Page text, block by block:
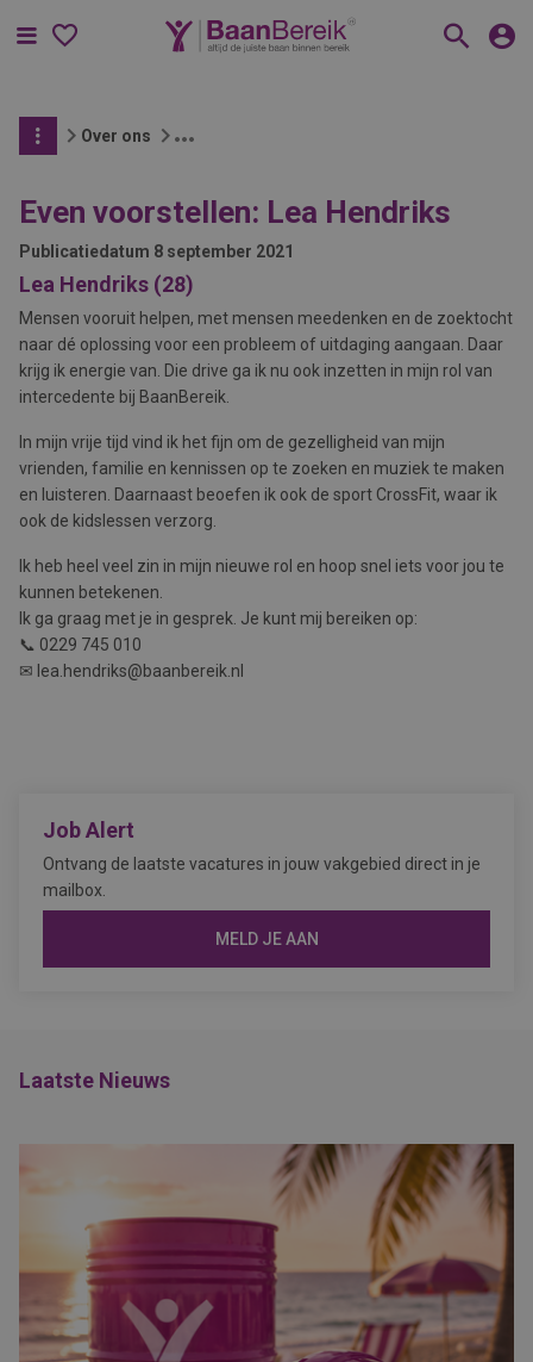
Menu
Over ons
Even voorstellen: Lea Hendriks
Publicatiedatum 8 september 2021
Lea Hendriks (28)
Mensen vooruit helpen, met mensen meedenken en de zoektocht
naar dé oplossing voor een probleem of uitdaging aangaan. Daar
krijg ik energie van. Die drive ga ik nu ook inzetten in mijn rol van
intercedente bij BaanBereik.
In mijn vrije tijd vind ik het fijn om de gezelligheid van mijn
vrienden, familie en kennissen op te zoeken en muziek te maken
en luisteren. Daarnaast beoefen ik ook de sport CrossFit, waar ik
ook de kidslessen verzorg.
Ik heb heel veel zin in mijn nieuwe rol en hoop snel iets voor jou te
kunnen betekenen.
Ik ga graag met je in gesprek. Je kunt mij bereiken op:
📞 0229 745 010
✉ lea.hendriks@baanbereik.nl
Job Alert
Ontvang de laatste vacatures in jouw vakgebied direct in je
mailbox.
MELD JE AAN
Laatste Nieuws